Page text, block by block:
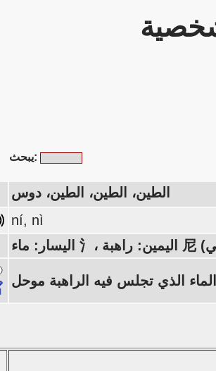
يبحث:
الطين، الطين، الطين، دوس
ní, nì